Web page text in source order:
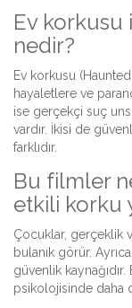
Ev korkusu
nedir?
Ev korkusu
hayaletlere ve
ise gerçekçi suç
vardır. İkisi de
farklıdır.
Bu filmler
etkili korku
Çocuklar, gerçeklik
bulanık görür.
güvenlik
psikolojisinde daha